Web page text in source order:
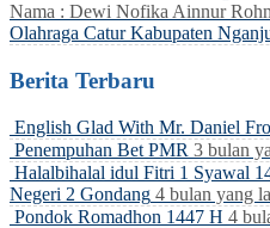
Nama : Dewi Nofika Ainnur
Olahraga Catur Kabupaten
Berita Terbaru
English Glad With Mr. Daniel
Penempuhan Bet PMR 3 bulan
Halalbihalal idul Fitri 1 Syawal
Negeri 2 Gondang 4 bulan yang
Pondok Romadhon 1447 H 4